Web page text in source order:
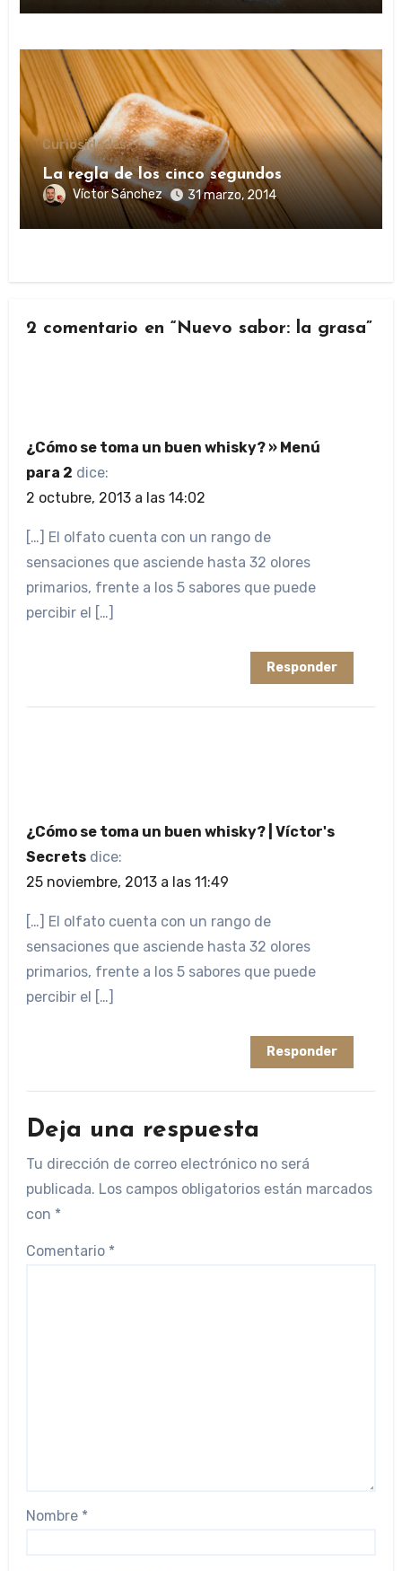
Curiosidades
La regla de los cinco segundos
Víctor Sánchez 31 marzo, 2014
2 comentario en “Nuevo sabor: la grasa”
¿Cómo se toma un buen whisky? » Menú
para 2 dice:
2 octubre, 2013 a las 14:02
[…] El olfato cuenta con un rango de
sensaciones que asciende hasta 32 olores
primarios, frente a los 5 sabores que puede
percibir el […]
Responder
¿Cómo se toma un buen whisky? | Víctor's
Secrets dice:
25 noviembre, 2013 a las 11:49
[…] El olfato cuenta con un rango de
sensaciones que asciende hasta 32 olores
primarios, frente a los 5 sabores que puede
percibir el […]
Responder
Deja una respuesta
Tu dirección de correo electrónico no será
publicada. Los campos obligatorios están marcados
con *
Comentario *
Nombre *